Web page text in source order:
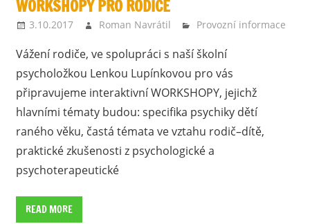
WORKSHOPY PRO RODIČE
3.10.2017 Roman Navrátil Provozní informace
Vážení rodiče, ve spolupráci s naší školní
psycholožkou Lenkou Lupínkovou pro vás
připravujeme interaktivní WORKSHOPY, jejichž
hlavními tématy budou: specifika psychiky dětí
raného věku, častá témata ve vztahu rodič–dítě,
praktické zkušenosti z psychologické a
psychoterapeutické
READ MORE